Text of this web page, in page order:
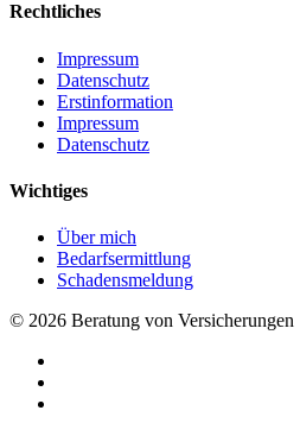
Rechtliches
Impressum
Datenschutz
Erstinformation
Impressum
Datenschutz
Wichtiges
Über mich
Bedarfsermittlung
Schadensmeldung
© 2026 Beratung von Versicherungen